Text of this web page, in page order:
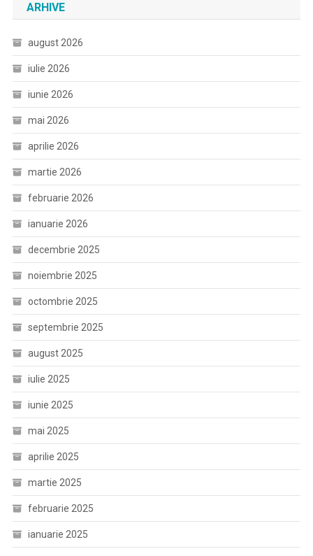
ARHIVE
august 2026
iulie 2026
iunie 2026
mai 2026
aprilie 2026
martie 2026
februarie 2026
ianuarie 2026
decembrie 2025
noiembrie 2025
octombrie 2025
septembrie 2025
august 2025
iulie 2025
iunie 2025
mai 2025
aprilie 2025
martie 2025
februarie 2025
ianuarie 2025